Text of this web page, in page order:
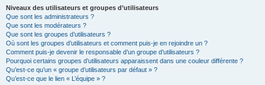
Niveaux des utilisateurs et groupes d’utilisateurs
Que sont les administrateurs ?
Que sont les modérateurs ?
Que sont les groupes d’utilisateurs ?
Où sont les groupes d’utilisateurs et comment puis-je en rejoindre un ?
Comment puis-je devenir le responsable d’un groupe d’utilisateurs ?
Pourquoi certains groupes d’utilisateurs apparaissent dans une couleur différente ?
Qu’est-ce qu’un « groupe d’utilisateurs par défaut » ?
Qu’est-ce que le lien « L’équipe » ?